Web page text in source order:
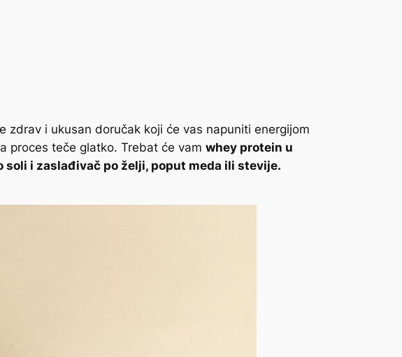
i ukusan doručak koji će vas napuniti energijom
proces teče glatko. Trebat će vam whey protein u
soli i zaslađivač po želji, poput meda ili stevije.